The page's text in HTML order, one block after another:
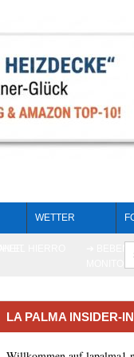
WETTER
LA PALMA INSIDER-